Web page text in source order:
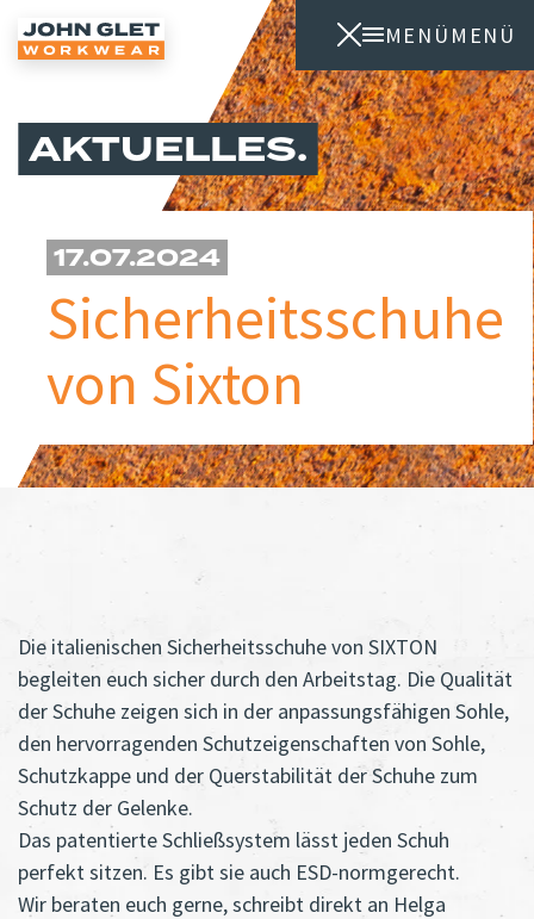
MENÜ
MENÜ
AKTUELLES
Sicherheitsschuhe
von Sixton
17.07.2024
Die italienischen Sicherheitsschuhe von SIXTON
begleiten euch sicher durch den Arbeitstag. Die Qualität
der Schuhe zeigen sich in der anpassungsfähigen Sohle,
den hervorragenden Schutzeigenschaften von Sohle,
Schutzkappe und der Querstabilität der Schuhe zum
Schutz der Gelenke.
Das patentierte Schließsystem lässt jeden Schuh
perfekt sitzen. Es gibt sie auch ESD-normgerecht.
Wir beraten euch gerne, schreibt direkt an Helga